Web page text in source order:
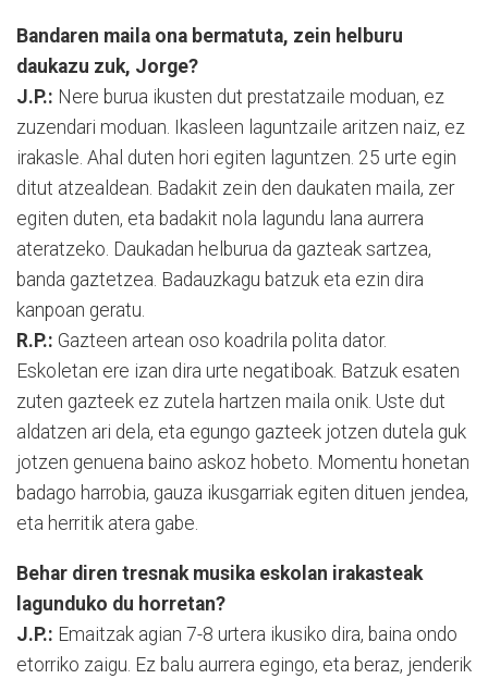
Bandaren maila ona bermatuta, zein helburu
daukazu zuk, Jorge?
J.P.: Nere burua ikusten dut prestatzaile moduan, ez
zuzendari moduan. Ikasleen laguntzaile aritzen naiz, ez
irakasle. Ahal duten hori egiten laguntzen. 25 urte egin
di­tut atzealdean. Badakit zein den dau­ka­­ten maila, zer
egiten duten, eta ba­da­kit nola lagundu lana aurrera
ateratzeko. Daukadan helburua da gazteak sartzea,
banda gaztetzea. Badauzkagu batzuk eta ezin dira
kanpoan geratu.
R.P.: Gazteen artean oso koadrila polita dator.
Eskoletan ere izan dira urte negatiboak. Batzuk esaten
zuten gazteek ez zutela hartzen maila onik. Uste dut
aldatzen ari dela, eta egungo gazteek jotzen dutela guk
jotzen genuena baino askoz hobeto. Momentu honetan
badago harrobia, gauza ikusgarriak egiten dituen jendea,
eta herritik atera gabe.
Behar diren tresnak musika eskolan irakasteak
lagunduko du horretan?
J.P.: Emaitzak agian 7-8 urtera ikusiko di­ra, baina ondo
etorriko zaigu. Ez balu au­rre­ra egingo, eta beraz, jenderik